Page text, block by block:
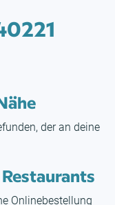
der an deine
Onlinebestellung